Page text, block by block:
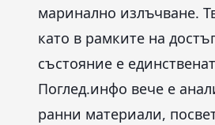
маринално излъчване.
като в рамките на
състояние е
Поглед.инфо вече е
ранни материали,